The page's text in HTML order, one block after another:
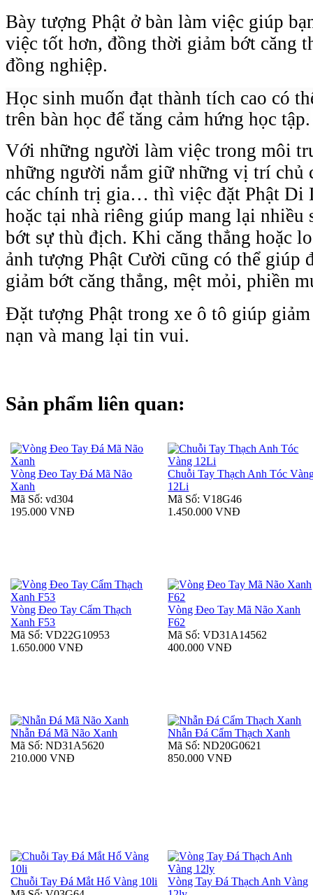
Bày tượng Phật ở bàn làm việc giúp
việc tốt hơn, đồng thời giảm bớt căng
đồng nghiệp.
Học sinh muốn đạt thành tích cao có
trên bàn học để tăng cảm hứng học tập.
Với những người làm việc trong môi
những người nắm giữ những vị trí chủ
các chính trị gia… thì việc đặt Phật Di
hoặc tại nhà riêng giúp mang lại nhiều
bớt sự thù địch. Khi căng thẳng hoặc
ảnh tượng Phật Cười cũng có thể giúp
giảm bớt căng thẳng, mệt mỏi, phiền
Đặt tượng Phật trong xe ô tô giúp
nạn và mang lại tin vui.
Sản phẩm liên quan:
Vòng Đeo Tay Đá Mã Não
Xanh
Mã Số: vd304
195.000 VNĐ
Chuỗi Tay Thạch Anh Tóc
12Li
Mã Số: V18G46
1.450.000 VNĐ
Vòng Đeo Tay Cẩm Thạch
Xanh F53
Mã Số: VD22G10953
1.650.000 VNĐ
Vòng Đeo Tay Mã Não Xanh
F62
Mã Số: VD31A14562
400.000 VNĐ
Nhẫn Đá Mã Não Xanh
Mã Số: ND31A5620
210.000 VNĐ
Nhẫn Đá Cẩm Thạch Xanh
Mã Số: ND20G0621
850.000 VNĐ
Chuỗi Tay Đá Mắt Hổ Vàng 10li
Vòng Tay Đá Thạch Anh Vàng